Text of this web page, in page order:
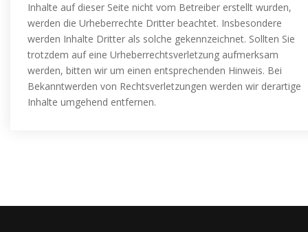
Inhalte auf dieser Seite nicht vom Betreiber erstellt wurden,
werden die Urheberrechte Dritter beachtet. Insbesondere
werden Inhalte Dritter als solche gekennzeichnet. Sollten Sie
trotzdem auf eine Urheberrechtsverletzung aufmerksam
werden, bitten wir um einen entsprechenden Hinweis. Bei
Bekanntwerden von Rechtsverletzungen werden wir derartige
Inhalte umgehend entfernen.